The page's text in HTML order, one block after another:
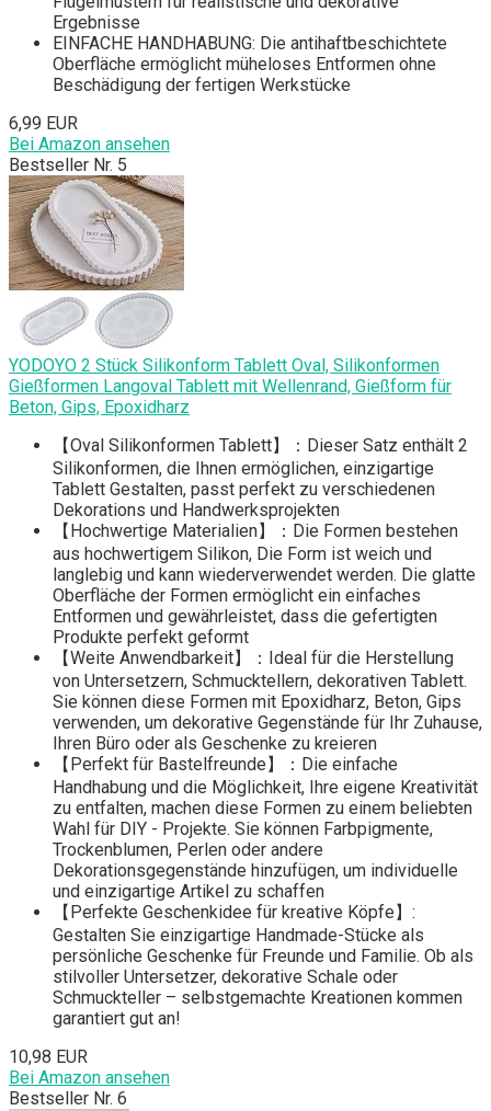
Ergebnisse
EINFACHE HANDHABUNG: Die antihaftbeschichtete
Oberfläche ermöglicht müheloses Entformen ohne
Beschädigung der fertigen Werkstücke
6,99 EUR
Bei Amazon ansehen
Bestseller Nr. 5
YODOYO 2 Stück Silikonform Tablett Oval, Silikonformen
Gießformen Langoval Tablett mit Wellenrand, Gießform für
Beton, Gips, Epoxidharz
【Oval Silikonformen Tablett】：Dieser Satz enthält 2
Silikonformen, die Ihnen ermöglichen, einzigartige
Tablett Gestalten, passt perfekt zu verschiedenen
Dekorations und Handwerksprojekten
【Hochwertige Materialien】：Die Formen bestehen
aus hochwertigem Silikon, Die Form ist weich und
langlebig und kann wiederverwendet werden. Die glatte
Oberfläche der Formen ermöglicht ein einfaches
Entformen und gewährleistet, dass die gefertigten
Produkte perfekt geformt
【Weite Anwendbarkeit】：Ideal für die Herstellung
von Untersetzern, Schmucktellern, dekorativen Tablett.
Sie können diese Formen mit Epoxidharz, Beton, Gips
verwenden, um dekorative Gegenstände für Ihr Zuhause,
Ihren Büro oder als Geschenke zu kreieren
【Perfekt für Bastelfreunde】：Die einfache
Handhabung und die Möglichkeit, Ihre eigene Kreativität
zu entfalten, machen diese Formen zu einem beliebten
Wahl für DIY - Projekte. Sie können Farbpigmente,
Trockenblumen, Perlen oder andere
Dekorationsgegenstände hinzufügen, um individuelle
und einzigartige Artikel zu schaffen
【Perfekte Geschenkidee für kreative Köpfe】:
Gestalten Sie einzigartige Handmade-Stücke als
persönliche Geschenke für Freunde und Familie. Ob als
stilvoller Untersetzer, dekorative Schale oder
Schmuckteller – selbstgemachte Kreationen kommen
garantiert gut an!
10,98 EUR
Bei Amazon ansehen
Bestseller Nr. 6